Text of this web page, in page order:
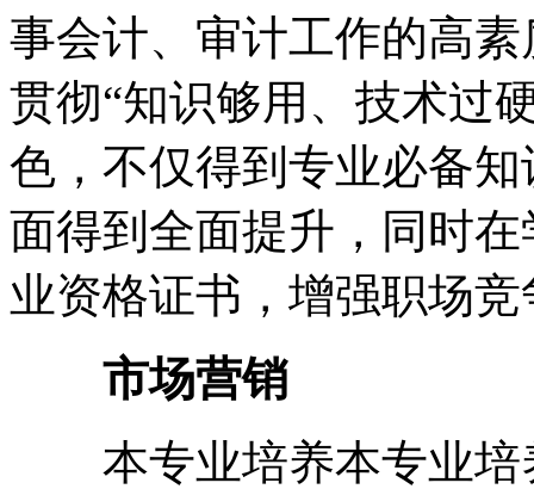
事会计、审计工作的高
贯彻“知识够用、技术过
色，不仅得到专业必备
面得到全面提升，同时
业资格证书，增强职场竞
市场营销
本专业培养本专业培